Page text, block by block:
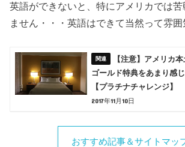
英語ができないと、特にアメリカでは
ません・・・英語はできて当然って雰囲
【注意】アメリカ
ゴールド特典をあまり感
【プラチナチャレンジ】
2017年11月10日
おすすめ記事＆サイトマッ